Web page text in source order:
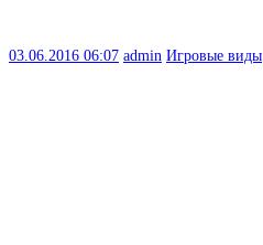
03.06.2016 06:07 admin Игровые виды